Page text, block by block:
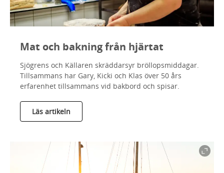
Mat och bakning från hjärtat
Sjögrens och Källaren skräddarsyr bröllopsmiddagar.
Tillsammans har Gary, Kicki och Klas över 50 års
erfarenhet tillsammans vid bakbord och spisar.
Läs artikeln